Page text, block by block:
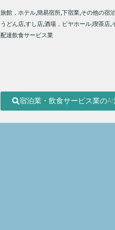
旅館，ホテル,簡易宿所,下宿業,その他の宿
うどん店,すし店,酒場，ビヤホール,喫茶店
配達飲食サービス業
宿泊業・飲食サービス業の